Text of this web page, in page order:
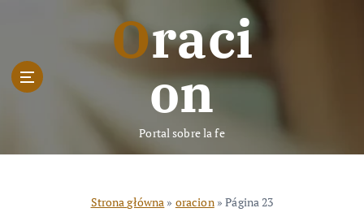
n
Oraci
on
Portal sobre la fe
Strona główna » oracion»Página 23